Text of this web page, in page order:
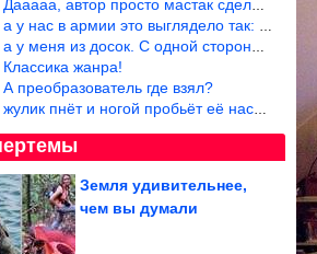
Дааааа, автор просто мастак сделать интригу на ровном месте! А н
а у нас в армии это выглядело так: снизу полозья из сваренные тр
а у меня из досок. С одной стороны сарай, а другая половина — ду
Классика жанра!
А преобразователь где взял?
жулик пнёт и ногой пробьёт её насквозь. Но даже если и никогда н
Земля удивительнее,
чем вы думали
Аксессуары, которые не